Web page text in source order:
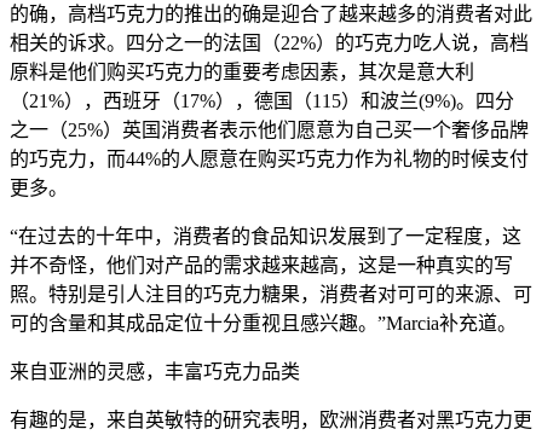
的确，高档巧克力的推出的确是迎合了越来越多的消费者对此
相关的诉求。四分之一的法国（22%）的巧克力吃人说，高档
原料是他们购买巧克力的重要考虑因素，其次是意大利
（21%），西班牙（17%），德国（115）和波兰(9%)。四分
之一（25%）英国消费者表示他们愿意为自己买一个奢侈品牌
的巧克力，而44%的人愿意在购买巧克力作为礼物的时候支付
更多。
“在过去的十年中，消费者的食品知识发展到了一定程度，这
并不奇怪，他们对产品的需求越来越高，这是一种真实的写
照。特别是引人注目的巧克力糖果，消费者对可可的来源、可
可的含量和其成品定位十分重视且感兴趣。”Marcia补充道。
来自亚洲的灵感，丰富巧克力品类
有趣的是，来自英敏特的研究表明，欧洲消费者对黑巧克力更